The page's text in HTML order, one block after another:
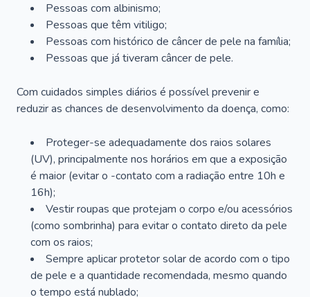
Pessoas com albinismo;
Pessoas que têm vitiligo;
Pessoas com histórico de câncer de pele na família;
Pessoas que já tiveram câncer de pele.
Com cuidados simples diários é possível prevenir e
reduzir as chances de desenvolvimento da doença, como:
Proteger-se adequadamente dos raios solares
(UV), principalmente nos horários em que a exposição
é maior (evitar o -contato com a radiação entre 10h e
16h);
Vestir roupas que protejam o corpo e/ou acessórios
(como sombrinha) para evitar o contato direto da pele
com os raios;
Sempre aplicar protetor solar de acordo com o tipo
de pele e a quantidade recomendada, mesmo quando
o tempo está nublado;